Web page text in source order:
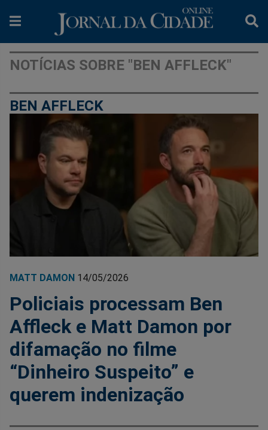
NOTÍCIAS SOBRE "BEN AFFLECK"
BEN AFFLECK
MATT DAMON 14/05/2026
Policiais processam Ben
Affleck e Matt Damon por
difamação no filme
“Dinheiro Suspeito” e
querem indenização